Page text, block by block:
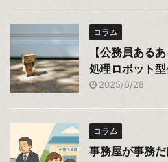
コラム
【公務員ある
処理ロボット
2025/6/28
コラム
事務屋が事務